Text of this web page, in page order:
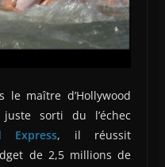
le maître d’Hollywood
sorti du l’échec
Express, il réussit
de 2,5 millions de